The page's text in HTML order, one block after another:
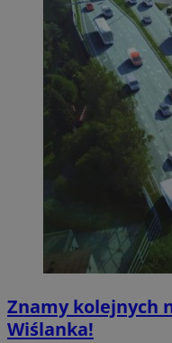
Znamy kolejnych
Wiślanka!